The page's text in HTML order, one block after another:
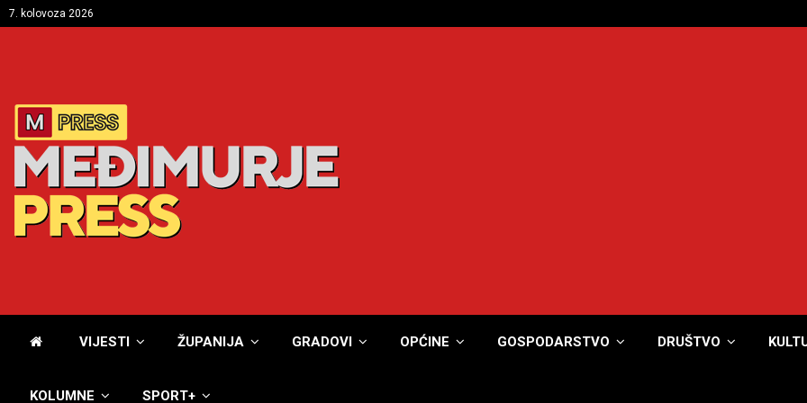
7. kolovoza 2026
VIJESTI ŽUPANIJA GRADOVI OPĆINE GOSPODARSTVO DRUŠTVO
KOLUMNE SPORT+